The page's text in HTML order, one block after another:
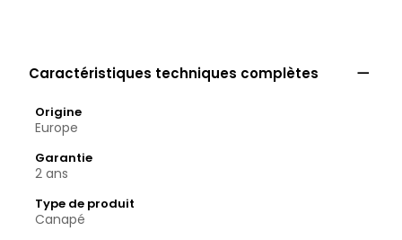
Caractéristiques techniques complètes 
Origine
Europe
Garantie
2 ans
Type de produit
Canapé